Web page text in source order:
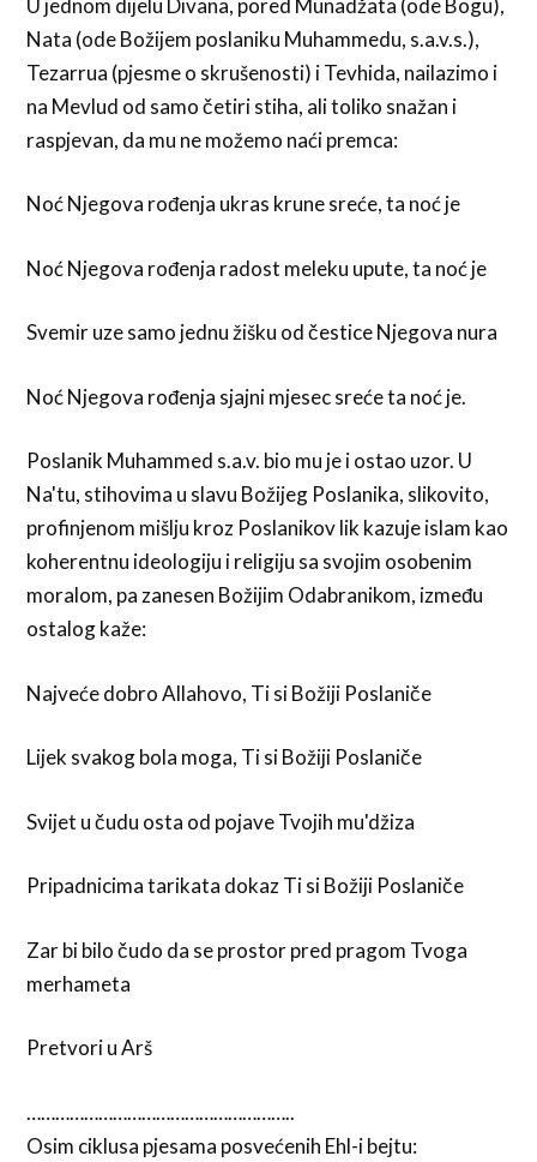
U jednom dijelu Divana, pored Munadžata (ode Bogu),
Nata (ode Božijem poslaniku Muhammedu, s.a.v.s.),
Tezarrua (pjesme o skrušenosti) i Tevhida, nailazimo i
na Mevlud od samo četiri stiha, ali toliko snažan i
raspjevan, da mu ne možemo naći premca:
Noć Njegova rođenja ukras krune sreće, ta noć je
Noć Njegova rođenja radost meleku upute, ta noć je
Svemir uze samo jednu žišku od čestice Njegova nura
Noć Njegova rođenja sjajni mjesec sreće ta noć je.
Poslanik Muhammed s.a.v. bio mu je i ostao uzor. U
Na'tu, stihovima u slavu Božijeg Poslanika, slikovito,
profinjenom mišlju kroz Poslanikov lik kazuje islam kao
koherentnu ideologiju i religiju sa svojim osobenim
moralom, pa zanesen Božijim Odabranikom, između
ostalog kaže:
Najveće dobro Allahovo, Ti si Božiji Poslaniče
Lijek svakog bola moga, Ti si Božiji Poslaniče
Svijet u čudu osta od pojave Tvojih mu'džiza
Pripadnicima tarikata dokaz Ti si Božiji Poslaniče
Zar bi bilo čudo da se prostor pred pragom Tvoga
merhameta
Pretvori u Arš
………………………………………………..
Osim ciklusa pjesama posvećenih Ehl-i bejtu: